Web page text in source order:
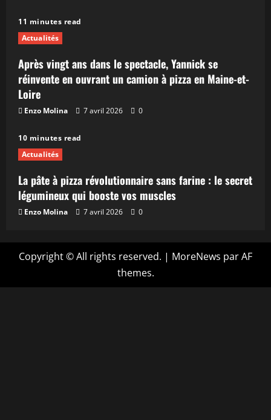
11 minutes read
Actualités
Après vingt ans dans le spectacle, Yannick se
réinvente en ouvrant un camion à pizza en Maine-et-
Loire
Enzo Molina 7 avril 2026 0
10 minutes read
Actualités
La pâte à pizza révolutionnaire sans farine : le secret
légumineux qui booste vos muscles
Enzo Molina 7 avril 2026 0
Copyright © All rights reserved. | MoreNews par AF
themes.